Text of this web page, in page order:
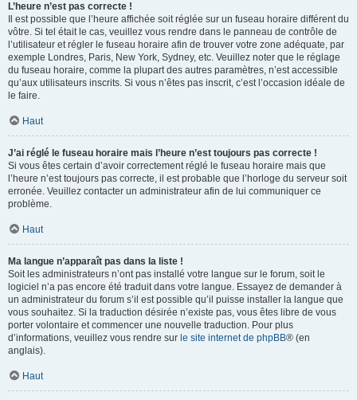
L’heure n’est pas correcte !
Il est possible que l’heure affichée soit réglée sur un fuseau horaire différent du
vôtre. Si tel était le cas, veuillez vous rendre dans le panneau de contrôle de
l’utilisateur et régler le fuseau horaire afin de trouver votre zone adéquate, par
exemple Londres, Paris, New York, Sydney, etc. Veuillez noter que le réglage
du fuseau horaire, comme la plupart des autres paramètres, n’est accessible
qu’aux utilisateurs inscrits. Si vous n’êtes pas inscrit, c’est l’occasion idéale de
le faire.
Haut
J’ai réglé le fuseau horaire mais l’heure n’est toujours pas correcte !
Si vous êtes certain d’avoir correctement réglé le fuseau horaire mais que
l’heure n’est toujours pas correcte, il est probable que l’horloge du serveur soit
erronée. Veuillez contacter un administrateur afin de lui communiquer ce
problème.
Haut
Ma langue n’apparaît pas dans la liste !
Soit les administrateurs n’ont pas installé votre langue sur le forum, soit le
logiciel n’a pas encore été traduit dans votre langue. Essayez de demander à
un administrateur du forum s’il est possible qu’il puisse installer la langue que
vous souhaitez. Si la traduction désirée n’existe pas, vous êtes libre de vous
porter volontaire et commencer une nouvelle traduction. Pour plus
d’informations, veuillez vous rendre sur le site internet de phpBB® (en
anglais).
Haut